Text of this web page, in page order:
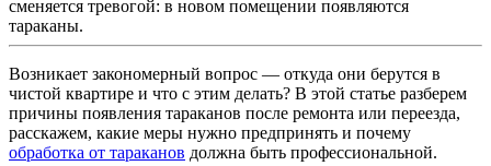
сменяется тревогой: в новом помещении появляются
тараканы.
Возникает закономерный вопрос — откуда они берутся в
чистой квартире и что с этим делать? В этой статье разберем
причины появления тараканов после ремонта или переезда,
расскажем, какие меры нужно предпринять и почему
обработка от тараканов должна быть профессиональной.